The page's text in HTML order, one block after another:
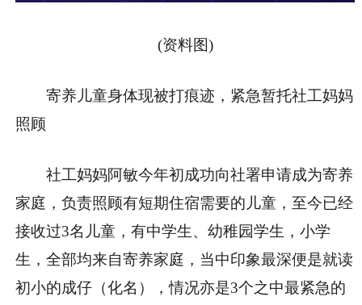
(资料图)
寄养儿童身体现被打痕迹，紧急暂托社工妈妈
照顾
社工妈妈阿敏今年初成功向社署申请成为寄养
家庭，负责照顾有短期住宿需要的儿童，至今已经
接收过3名儿童，有中学生、幼稚园学生，小学
生，全部均来自寄养家庭，当中印象最深便是就读
初小的成仔（化名），情况亦是3个之中最紧急的